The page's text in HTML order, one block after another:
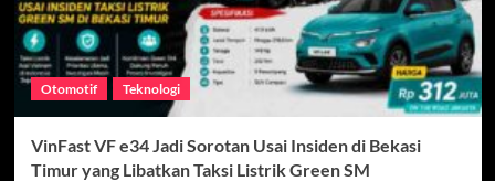
Otomotif Teknologi
VinFast VF e34 Jadi Sorotan Usai Insiden di Bekasi
Timur yang Libatkan Taksi Listrik Green SM